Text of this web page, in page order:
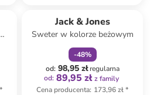
*
Jack & Jones
Sweter w kolorze beżowym
-48%
od: 98,95 złregularna
od: 89,95 zł z family
Cena producenta: 173,96 zł*